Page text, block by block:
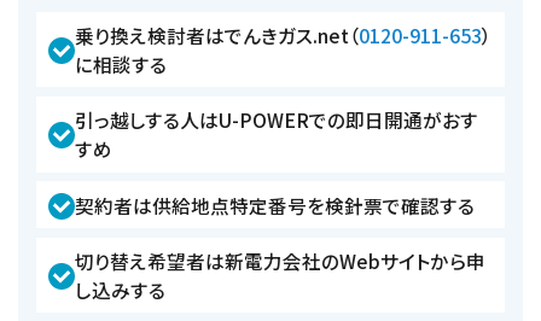
乗り換え検討者はでんきガス.net（0120-911-653）
に相談する
引っ越しする人はU-POWERでの即日開通がおす
すめ
契約者は供給地点特定番号を検針票で確認する
切り替え希望者は新電力会社のWebサイトから申
し込みする